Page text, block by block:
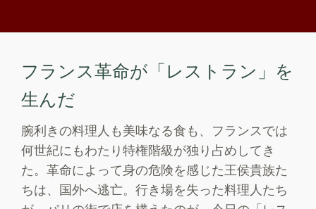
フランス革命が「レストラン」を
生んだ
腕利きの料理人も美味なる食も、フランスでは
何世紀にもわたり特権階級が独り占めしてき
た。革命によって身の危険を感じた王侯貴族た
ちは、国外へ逃亡。行き場を失った料理人たち